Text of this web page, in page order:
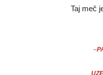
Taj meč
–